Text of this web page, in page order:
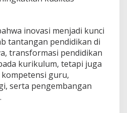
inovasi menjadi kunci
tantangan pendidikan di
transformasi pendidikan
kurikulum, tetapi juga
guru,
serta pengembangan